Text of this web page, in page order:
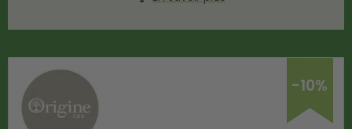
-10%